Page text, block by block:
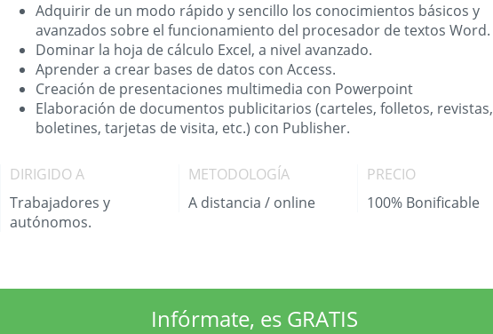
Adquirir de un modo rápido y sencillo los conocimientos básicos y
avanzados sobre el funcionamiento del procesador de textos Word.
Dominar la hoja de cálculo Excel, a nivel avanzado.
Aprender a crear bases de datos con Access.
Creación de presentaciones multimedia con Powerpoint
Elaboración de documentos publicitarios (carteles, folletos, revistas,
boletines, tarjetas de visita, etc.) con Publisher.
DIRIGIDO A
Trabajadores y
autónomos.
METODOLOGÍA
A distancia / online
PRECIO
100% Bonificable
Infórmate, es GRATIS